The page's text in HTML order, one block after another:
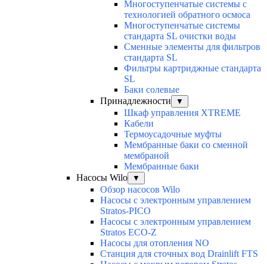
Многоступенчатые системы с
технологией обратного осмоса
Многоступенчатые системы
стандарта SL очистки воды
Cменные элементы для фильтров
стандарта SL
Фильтры картриджные стандарта
SL
Баки солевые
Принадлежности
▼
Шкаф управления XTREME
Кабели
Термоусадочные муфты
Мембранные баки со сменной
мембраной
Мембранные баки
Насосы Wilo
▼
Обзор насосов Wilo
Насосы с электронным управлением
Stratos-PICO
Насосы с электронным управлением
Stratos ECO-Z
Насосы для отопления NO
Станция для сточных вод Drainlift FTS